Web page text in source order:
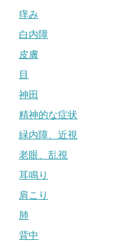
痒み
白内障
皮膚
目
神田
精神的な症状
緑内障、近視
老眼、乱視
耳鳴り
肩こり
肺
背中